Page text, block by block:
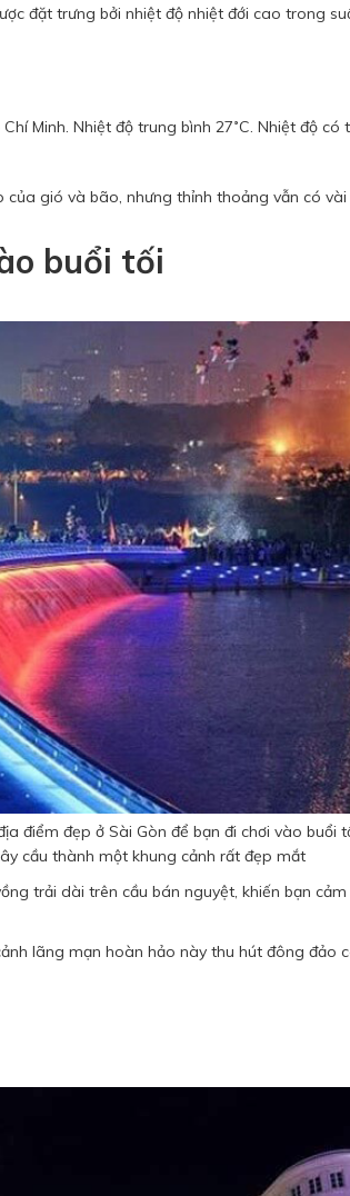
đặt trưng bởi nhiệt độ nhiệt đới cao trong
Minh. Nhiệt độ trung bình 27˚C. Nhiệt độ có
của gió và bão, nhưng thỉnh thoảng vẫn có vài
buổi tối
điểm đẹp ở Sài Gòn để bạn đi chơi vào buổi
cầu thành một khung cảnh rất đẹp mắt
trải dài trên cầu bán nguyệt, khiến bạn
lãng mạn hoàn hảo này thu hút đông đảo